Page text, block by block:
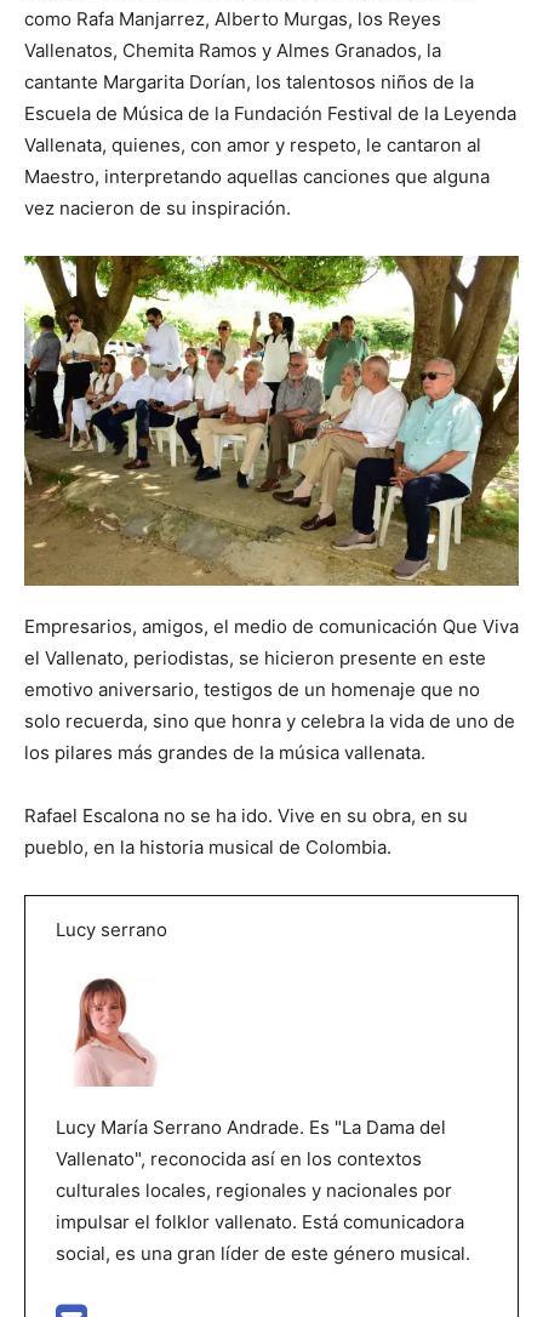
como Rafa Manjarrez, Alberto Murgas, los Reyes
Vallenatos, Chemita Ramos y Almes Granados, la
cantante Margarita Dorían, los talentosos niños de la
Escuela de Música de la Fundación Festival de la Leyenda
Vallenata, quienes, con amor y respeto, le cantaron al
Maestro, interpretando aquellas canciones que alguna
vez nacieron de su inspiración.
Empresarios, amigos, el medio de comunicación Que Viva
el Vallenato, periodistas, se hicieron presente en este
emotivo aniversario, testigos de un homenaje que no
solo recuerda, sino que honra y celebra la vida de uno de
los pilares más grandes de la música vallenata.
Rafael Escalona no se ha ido. Vive en su obra, en su
pueblo, en la historia musical de Colombia.
Lucy serrano
Lucy María Serrano Andrade. Es "La Dama del
Vallenato", reconocida así en los contextos
culturales locales, regionales y nacionales por
impulsar el folklor vallenato. Está comunicadora
social, es una gran líder de este género musical.